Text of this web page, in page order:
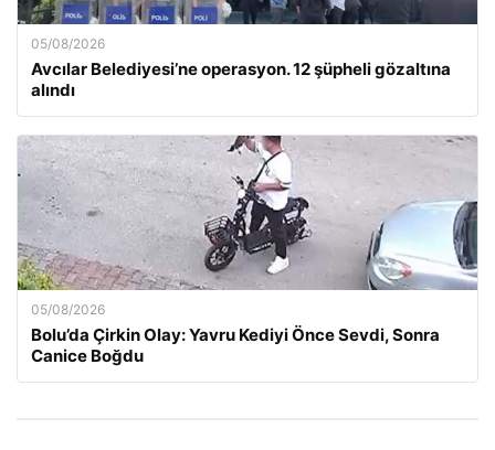
05/08/2026
Avcılar Belediyesi’ne operasyon. 12 şüpheli gözaltına
alındı
05/08/2026
Bolu’da Çirkin Olay: Yavru Kediyi Önce Sevdi, Sonra
Canice Boğdu